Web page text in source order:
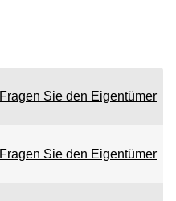
Fragen Sie den Eigentümer
Fragen Sie den Eigentümer